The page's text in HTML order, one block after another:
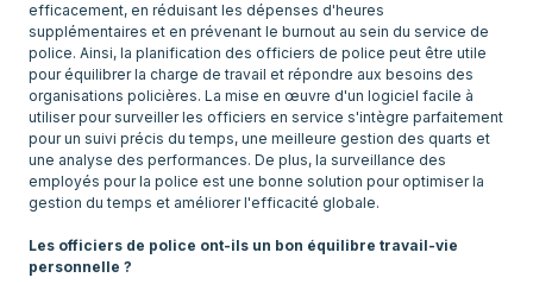
efficacement, en réduisant les dépenses d'heures
supplémentaires et en prévenant le burnout au sein du service de
police. Ainsi, la planification des officiers de police peut être utile
pour équilibrer la charge de travail et répondre aux besoins des
organisations policières. La mise en œuvre d'un logiciel facile à
utiliser pour surveiller les officiers en service s'intègre parfaitement
pour un suivi précis du temps, une meilleure gestion des quarts et
une analyse des performances. De plus, la surveillance des
employés pour la police est une bonne solution pour optimiser la
gestion du temps et améliorer l'efficacité globale.
Les officiers de police ont-ils un bon équilibre travail-vie
personnelle ?